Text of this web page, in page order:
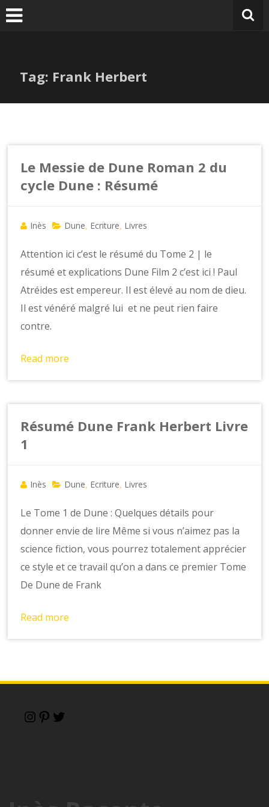
Tag: Frank Herbert
Le Messie de Dune Roman 2 du
cycle Dune : Résumé
Inès Dune Ecriture Livres
Attention ici c’est le résumé du Tome 2 | le
résumé et explications Dune Film 2 c’est ici ! Paul
Atréides est empereur. Il est élevé au nom de dieu.
Il est vénéré malgré lui et ne peut rien faire
contre.
Read more
Résumé Dune Frank Herbert Livre
1
Inès Dune Ecriture Livres
Le Tome 1 de Dune : Quelques détails pour
donner envie de lire Même si vous n’aimez pas la
science fiction, vous pourrez totalement apprécier
ce style et ce travail qu’on a dans ce premier Tome
De Dune de Frank
Read more